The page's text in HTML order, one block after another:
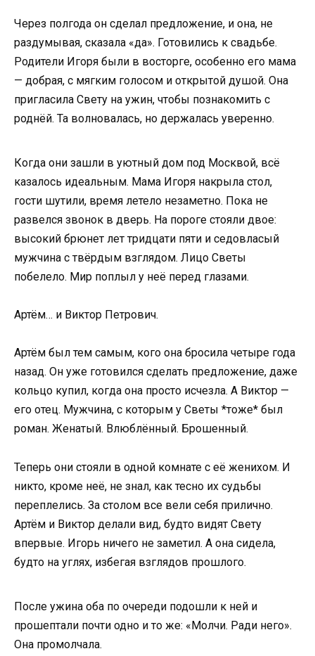
Через полгода он сделал предложение, и она, не
раздумывая, сказала «да». Готовились к свадьбе.
Родители Игоря были в восторге, особенно его мама
— добрая, с мягким голосом и открытой душой. Она
пригласила Свету на ужин, чтобы познакомить с
роднёй. Та волновалась, но держалась уверенно.
Когда они зашли в уютный дом под Москвой, всё
казалось идеальным. Мама Игоря накрыла стол,
гости шутили, время летело незаметно. Пока не
развелся звонок в дверь. На пороге стояли двое:
высокий брюнет лет тридцати пяти и седовласый
мужчина с твёрдым взглядом. Лицо Светы
побелело. Мир поплыл у неё перед глазами.
Артём… и Виктор Петрович.
Артём был тем самым, кого она бросила четыре года
назад. Он уже готовился сделать предложение, даже
кольцо купил, когда она просто исчезла. А Виктор —
его отец. Мужчина, с которым у Светы *тоже* был
роман. Женатый. Влюблённый. Брошенный.
Теперь они стояли в одной комнате с её женихом. И
никто, кроме неё, не знал, как тесно их судьбы
переплелись. За столом все вели себя прилично.
Артём и Виктор делали вид, будто видят Свету
впервые. Игорь ничего не заметил. А она сидела,
будто на углях, избегая взглядов прошлого.
После ужина оба по очереди подошли к ней и
прошептали почти одно и то же: «Молчи. Ради него».
Она промолчала.